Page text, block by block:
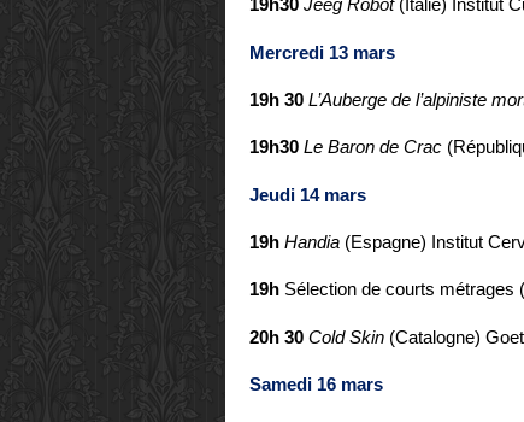
19h30 Jeeg Robot (Italie) Institut
Mercredi 13 mars
19h 30 L’Auberge de l’alpiniste
19h30 Le Baron de Crac
Jeudi 14 mars
19h Handia (Espagne) Institut
19h Sélection de courts métrages
20h 30 Cold Skin (Catalogne)
Samedi 16 mars